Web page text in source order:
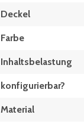
Deckel
Farbe
Inhaltsbelastung
konfigurierbar?
Material